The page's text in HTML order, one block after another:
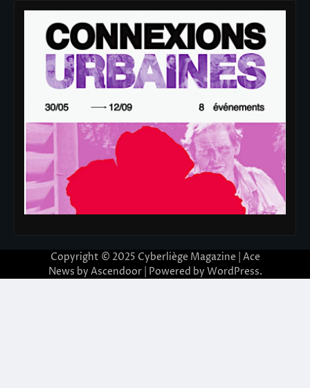
Copyright © 2025 Cyberliège Magazine | Ace
News by Ascendoor| Powered by WordPress.